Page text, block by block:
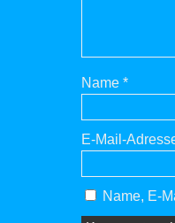
Name *
E-Mail-
Name, E-